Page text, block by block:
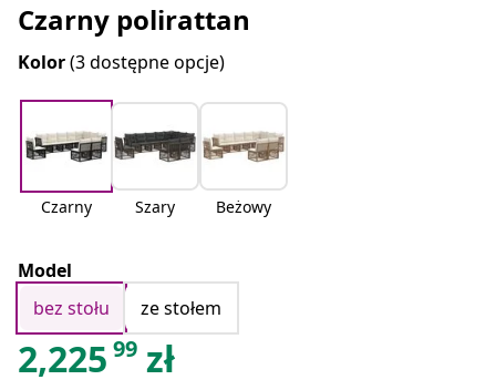
Czarny polirattan
Kolor(3 dostępne opcje)
Czarny Szary Beżowy
Model
bez stołu
ze stołem
2,225 99 zł